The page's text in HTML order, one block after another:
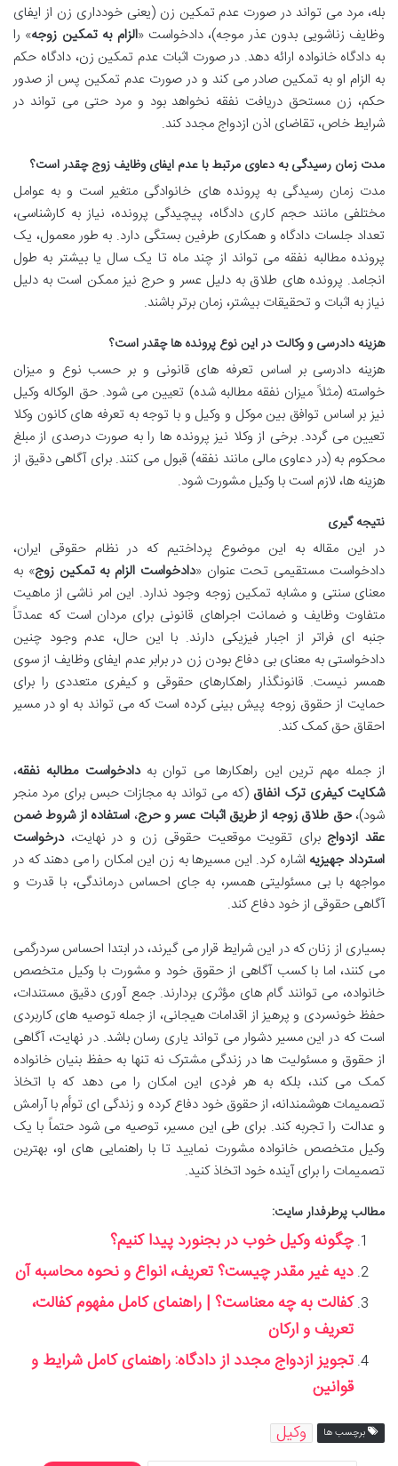
بله، مرد می تواند در صورت عدم تمکین زن (یعنی خودداری زن از ایفای
وظایف زناشویی بدون عذر موجه)، دادخواست «الزام به تمکین زوجه» را
به دادگاه خانواده ارائه دهد. در صورت اثبات عدم تمکین زن، دادگاه حکم
به الزام او به تمکین صادر می کند و در صورت عدم تمکین پس از صدور
حکم، زن مستحق دریافت نفقه نخواهد بود و مرد حتی می تواند در
شرایط خاص، تقاضای اذن ازدواج مجدد کند.
مدت زمان رسیدگی به دعاوی مرتبط با عدم ایفای وظایف زوج چقدر است؟
مدت زمان رسیدگی به پرونده های خانوادگی متغیر است و به عوامل
مختلفی مانند حجم کاری دادگاه، پیچیدگی پرونده، نیاز به کارشناسی،
تعداد جلسات دادگاه و همکاری طرفین بستگی دارد. به طور معمول، یک
پرونده مطالبه نفقه می تواند از چند ماه تا یک سال یا بیشتر به طول
انجامد. پرونده های طلاق به دلیل عسر و حرج نیز ممکن است به دلیل
نیاز به اثبات و تحقیقات بیشتر، زمان برتر باشند.
هزینه دادرسی و وکالت در این نوع پرونده ها چقدر است؟
هزینه دادرسی بر اساس تعرفه های قانونی و بر حسب نوع و میزان
خواسته (مثلاً میزان نفقه مطالبه شده) تعیین می شود. حق الوکاله وکیل
نیز بر اساس توافق بین موکل و وکیل و با توجه به تعرفه های کانون وکلا
تعیین می گردد. برخی از وکلا نیز پرونده ها را به صورت درصدی از مبلغ
محکوم به (در دعاوی مالی مانند نفقه) قبول می کنند. برای آگاهی دقیق از
هزینه ها، لازم است با وکیل مشورت شود.
نتیجه گیری
در این مقاله به این موضوع پرداختیم که در نظام حقوقی ایران،
دادخواست مستقیمی تحت عنوان «دادخواست الزام به تمکین زوج» به
معنای سنتی و مشابه تمکین زوجه وجود ندارد. این امر ناشی از ماهیت
متفاوت وظایف و ضمانت اجراهای قانونی برای مردان است که عمدتاً
جنبه ای فراتر از اجبار فیزیکی دارند. با این حال، عدم وجود چنین
دادخواستی به معنای بی دفاع بودن زن در برابر عدم ایفای وظایف از سوی
همسر نیست. قانونگذار راهکارهای حقوقی و کیفری متعددی را برای
حمایت از حقوق زوجه پیش بینی کرده است که می تواند به او در مسیر
احقاق حق کمک کند.
از جمله مهم ترین این راهکارها می توان بهدادخواست مطالبه نفقه،
شکایت کیفری ترک انفاق (که می تواند به مجازات حبس برای مرد منجر
شود)،حق طلاق زوجه از طریق اثبات عسر و حرج، استفاده از شروط ضمن
عقد ازدواج برای تقویت موقعیت حقوقی زن و در نهایت،درخواست
استرداد جهیزیه اشاره کرد. این مسیرها به زن این امکان را می دهند که در
مواجهه با بی مسئولیتی همسر، به جای احساس درماندگی، با قدرت و
آگاهی حقوقی از خود دفاع کند.
بسیاری از زنان که در این شرایط قرار می گیرند، در ابتدا احساس سردرگمی
می کنند، اما با کسب آگاهی از حقوق خود و مشورت با وکیل متخصص
خانواده، می توانند گام های مؤثری بردارند. جمع آوری دقیق مستندات،
حفظ خونسردی و پرهیز از اقدامات هیجانی، از جمله توصیه های کاربردی
است که در این مسیر دشوار می تواند یاری رسان باشد. در نهایت، آگاهی
از حقوق و مسئولیت ها در زندگی مشترک نه تنها به حفظ بنیان خانواده
کمک می کند، بلکه به هر فردی این امکان را می دهد که با اتخاذ
تصمیمات هوشمندانه، از حقوق خود دفاع کرده و زندگی ای توأم با آرامش
و عدالت را تجربه کند. برای طی این مسیر، توصیه می شود حتماً با یک
وکیل متخصص خانواده مشورت نمایید تا با راهنمایی های او، بهترین
تصمیمات را برای آینده خود اتخاذ کنید.
مطالب پرطرفدار سایت:
چگونه وکیل خوب در بجنورد پیدا کنیم؟‍‍‍‍
دیه غیر مقدر چیست؟ تعریف، انواع و نحوه محاسبه آن
کفالت به چه معناست؟ | راهنمای کامل مفهوم کفالت،
تعریف و ارکان
تجویز ازدواج مجدد از دادگاه: راهنمای کامل شرایط و
قوانین
برچسب ها وکیل